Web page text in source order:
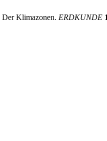
Klimazonen. ERDKUNDE